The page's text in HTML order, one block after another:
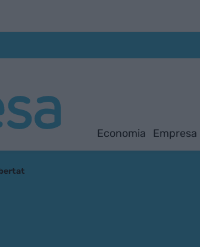
Economia Empresa